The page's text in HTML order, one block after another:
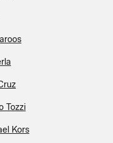
Tozzi
Kors